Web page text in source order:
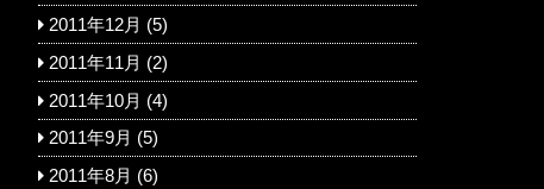
2011年12月 (5)
2011年11月 (2)
2011年10月 (4)
2011年9月 (5)
2011年8月 (6)